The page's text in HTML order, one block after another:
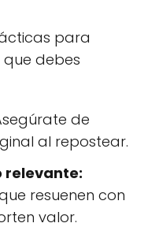
para
debes
de
al repostear.
relevante:
resuenen con
valor.